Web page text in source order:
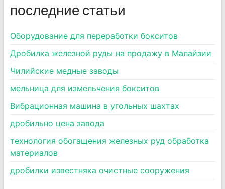
последние статьи
Оборудование для переработки бокситов
Дробилка железной руды на продажу в Малайзии
Чилийские медные заводы
мельница для измельчения бокситов
Вибрационная машина в угольных шахтах
дробильно цена завода
технология обогащения железных руд обработка
материалов
дробилки известняка очистные сооружения